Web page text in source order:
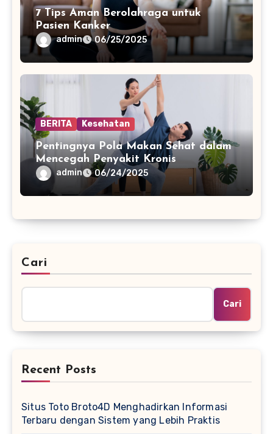
7 Tips Aman Berolahraga untuk
Pasien Kanker
admin 06/25/2025
BERITA Kesehatan
Pentingnya Pola Makan Sehat dalam
Mencegah Penyakit Kronis
admin 06/24/2025
Cari
Cari
Recent Posts
Situs Toto Broto4D Menghadirkan Informasi
Terbaru dengan Sistem yang Lebih Praktis